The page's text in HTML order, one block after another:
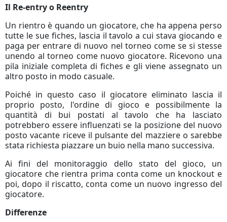
Il Re-entry o Reentry
Un rientro è quando un giocatore, che ha appena perso
tutte le sue fiches, lascia il tavolo a cui stava giocando e
paga per entrare di nuovo nel torneo come se si stesse
unendo al torneo come nuovo giocatore. Ricevono una
pila iniziale completa di fiches e gli viene assegnato un
altro posto in modo casuale.
Poiché in questo caso il giocatore eliminato lascia il
proprio posto, l'ordine di gioco e possibilmente la
quantità di bui postati al tavolo che ha lasciato
potrebbero essere influenzati se la posizione del nuovo
posto vacante riceve il pulsante del mazziere o sarebbe
stata richiesta piazzare un buio nella mano successiva.
Ai fini del monitoraggio dello stato del gioco, un
giocatore che rientra prima conta come un knockout e
poi, dopo il riscatto, conta come un nuovo ingresso del
giocatore.
Differenze